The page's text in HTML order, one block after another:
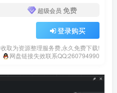
超级会员 免费
登录购买
收取为资源整理服务费,永久免费下载!
网盘链接失效联系QQ:260794990